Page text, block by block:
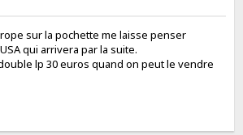
sur la pochette me laisse penser
qui arrivera par la suite.
lp 30 euros quand on peut le vendre